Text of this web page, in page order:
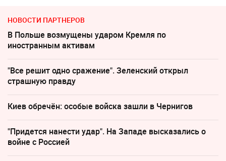
НОВОСТИ ПАРТНЕРОВ
В Польше возмущены ударом Кремля по
иностранным активам
"Все решит одно сражение". Зеленский открыл
страшную правду
Киев обречён: особые войска зашли в Чернигов
"Придется нанести удар". На Западе высказались о
войне с Россией